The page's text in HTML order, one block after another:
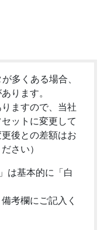
多くある場合、
ります。
ますので、当社
ットに変更して
後との差額はお
さい）
」は基本的に「白
考欄にご記入く